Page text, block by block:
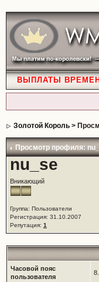
ВЫПЛАТЫ
Золотой Король>
Просмотр профиля:
nu_se
Вникающий
Группа: Пользователи
Регистрация: 31.10.2007
Репутация: 1
Часовой пояс
пользователя